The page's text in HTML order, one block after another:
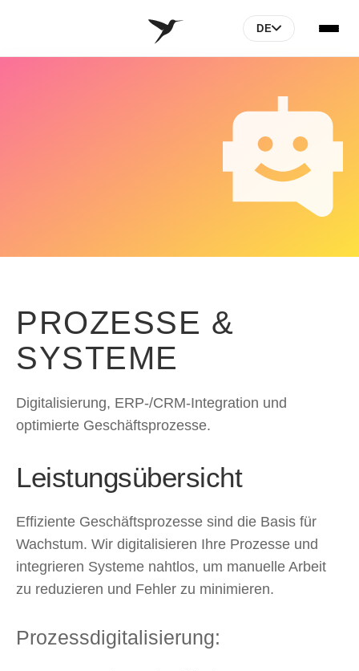
DE
PROZESSE &
SYSTEME
Digitalisierung, ERP-/CRM-Integration und
optimierte Geschäftsprozesse.
Leistungsübersicht
Effiziente Geschäftsprozesse sind die Basis für
Wachstum. Wir digitalisieren Ihre Prozesse und
integrieren Systeme nahtlos, um manuelle Arbeit
zu reduzieren und Fehler zu minimieren.
Prozessdigitalisierung: